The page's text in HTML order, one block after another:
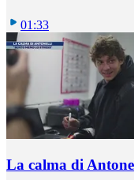
01:33
La calma di